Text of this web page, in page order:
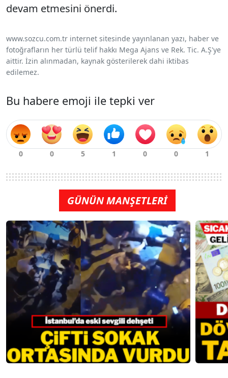
devam etmesini önerdi.
www.sozcu.com.tr internet sitesinde yayınlanan yazı, haber ve
fotoğrafların her türlü telif hakkı Mega Ajans ve Rek. Tic. A.Ş'ye
aittir. İzin alınmadan, kaynak gösterilerek dahi iktibas
edilemez.
Bu habere emoji ile tepki ver
GÜNÜN MANŞETLERİ